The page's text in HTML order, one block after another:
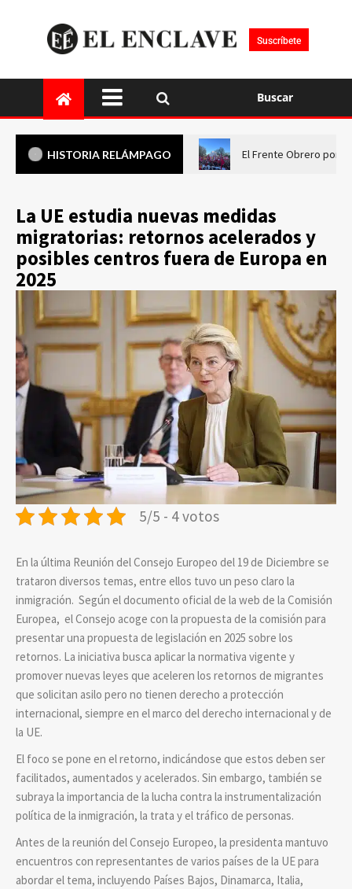
Suscríbete
Buscar
HISTORIA RELÁMPAGO El Frente Obrero pone
La UE estudia nuevas medidas
migratorias: retornos acelerados y
posibles centros fuera de Europa en
2025
5/5 - 4 votos
En la última Reunión del Consejo Europeo del 19 de Diciembre se
trataron diversos temas, entre ellos tuvo un peso claro la
inmigración. Según el documento oficial de la web de la Comisión
Europea, el Consejo acoge con la propuesta de la comisión para
presentar una propuesta de legislación en 2025 sobre los
retornos. La iniciativa busca aplicar la normativa vigente y
promover nuevas leyes que aceleren los retornos de migrantes
que solicitan asilo pero no tienen derecho a protección
internacional, siempre en el marco del derecho internacional y de
la UE.
El foco se pone en el retorno, indicándose que estos deben ser
facilitados, aumentados y acelerados. Sin embargo, también se
subraya la importancia de la lucha contra la instrumentalización
política de la inmigración, la trata y el tráfico de personas.
Antes de la reunión del Consejo Europeo, la presidenta mantuvo
encuentros con representantes de varios países de la UE para
abordar el tema, incluyendo Países Bajos, Dinamarca, Italia,